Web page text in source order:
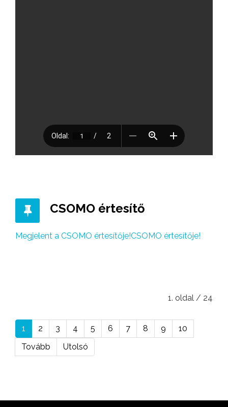
CSOMO értesítő
Megjelent a CSOMO értesítője!CSOMO értesítője!
1. oldal / 24
1 2 3 4 5 6 7 8 9
10
Tovább
Utolsó